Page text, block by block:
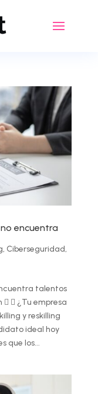
encuentra
, Ciberseguridad,
talentos
  ¿Tu empresa
y reskilling
ideal hoy
que los...